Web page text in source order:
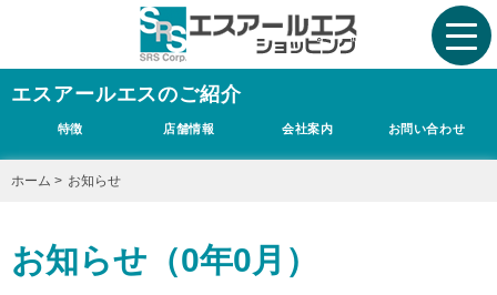
エスアールエスのご紹介
特徴 店舗情報 会社案内 お問い合わせ
ホーム > お知らせ
お知らせ（0年0月）